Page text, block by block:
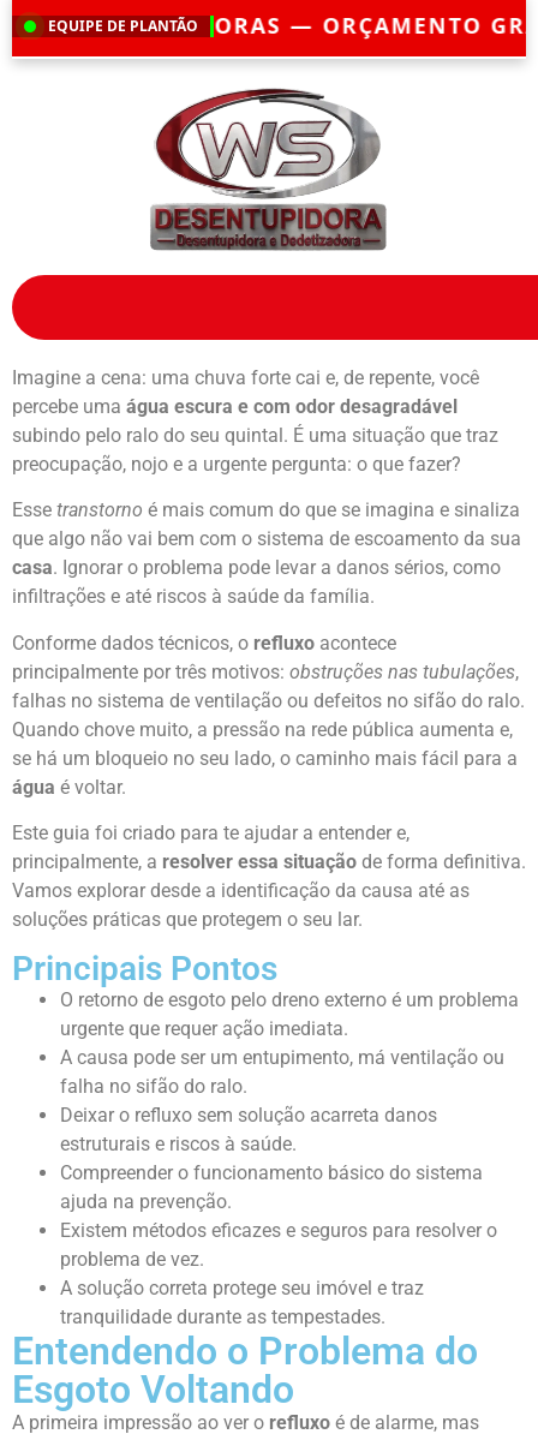
EQUIPE DE PLANTÃO
— ORÇAMENTO GRÁTIS —
Imagine a cena: uma chuva forte cai e, de repente, você
percebe uma água escura e com odor desagradável
subindo pelo ralo do seu quintal. É uma situação que traz
preocupação, nojo e a urgente pergunta: o que fazer?
Esse transtorno é mais comum do que se imagina e sinaliza
que algo não vai bem com o sistema de escoamento da sua
casa. Ignorar o problema pode levar a danos sérios, como
infiltrações e até riscos à saúde da família.
Conforme dados técnicos, o refluxo acontece
principalmente por três motivos: obstruções nas tubulações,
falhas no sistema de ventilação ou defeitos no sifão do ralo.
Quando chove muito, a pressão na rede pública aumenta e,
se há um bloqueio no seu lado, o caminho mais fácil para a
água é voltar.
Este guia foi criado para te ajudar a entender e,
principalmente, a resolver essa situação de forma definitiva.
Vamos explorar desde a identificação da causa até as
soluções práticas que protegem o seu lar.
Principais Pontos
O retorno de esgoto pelo dreno externo é um problema
urgente que requer ação imediata.
A causa pode ser um entupimento, má ventilação ou
falha no sifão do ralo.
Deixar o refluxo sem solução acarreta danos
estruturais e riscos à saúde.
Compreender o funcionamento básico do sistema
ajuda na prevenção.
Existem métodos eficazes e seguros para resolver o
problema de vez.
A solução correta protege seu imóvel e traz
tranquilidade durante as tempestades.
Entendendo o Problema do
Esgoto Voltando
A primeira impressão ao ver o refluxo é de alarme, mas